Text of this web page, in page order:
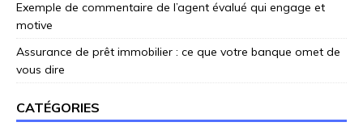
Exemple de commentaire de l’agent évalué qui engage et
motive
Assurance de prêt immobilier : ce que votre banque omet de
vous dire
CATÉGORIES